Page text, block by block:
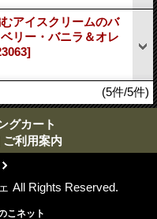
アイスクリームのバ
リー・バニラ＆オレ
(5件/5件)
グカート
ご利用案内
All Rights Reserved.
こネット